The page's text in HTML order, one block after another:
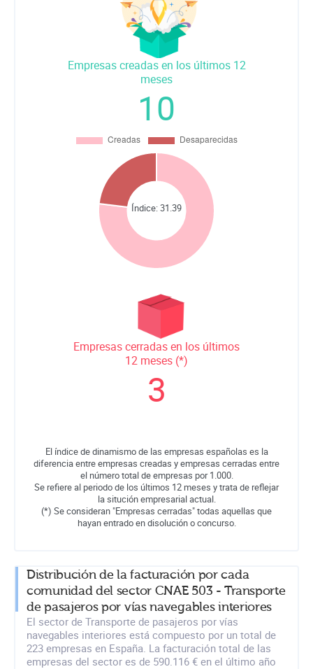
Empresas creadas en los últimos 12
meses
10
Índice:31.39
Empresas cerradas en los últimos
12 meses (*)
3
El índice de dinamismo de las empresas españolas es la
diferencia entre empresas creadas y empresas cerradas entre
el número total de empresas por 1.000.
Se refiere al periodo de los últimos 12 meses y trata de reflejar
la situción empresarial actual.
(*) Se consideran "Empresas cerradas" todas aquellas que
hayan entrado en disolución o concurso.
Distribución de la facturación por cada
comunidad del sector CNAE 503 - Transporte
de pasajeros por vías navegables interiores
El sector de Transporte de pasajeros por vías
navegables interiores está compuesto por un total de
223 empresas en España. La facturación total de las
empresas del sector es de 590.116 € en el último año